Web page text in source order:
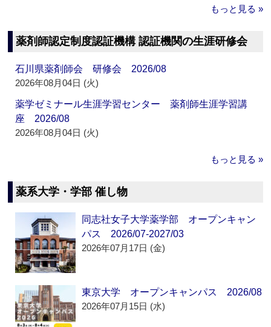
もっと見る »
薬剤師認定制度認証機構 認証機関の生涯研修会
石川県薬剤師会 研修会 2026/08
2026年08月04日 (火)
薬学ゼミナール生涯学習センター 薬剤師生涯学習講
座 2026/08
2026年08月04日 (火)
もっと見る »
薬系大学・学部 催し物
同志社女子大学薬学部 オープンキャン
パス 2026/07-2027/03
2026年07月17日 (金)
東京大学 オープンキャンパス 2026/08
2026年07月15日 (水)